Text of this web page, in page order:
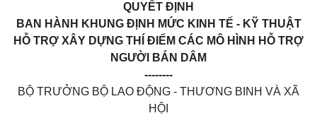
QUYẾT ĐỊNH
BAN HÀNH KHUNG ĐỊNH MỨC KINH TẾ - KỸ THUẬT
HỖ TRỢ XÂY DỰNG THÍ ĐIỂM CÁC MÔ HÌNH HỖ TRỢ
NGƯỜI BÁN DÂM
--------
BỘ TRƯỞNG BỘ LAO ĐỘNG - THƯƠNG BINH VÀ XÃ
HỘI